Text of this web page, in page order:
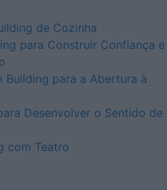
de Cozinha
para Construir Confiança e
Building para a Abertura à
Desenvolver o Sentido de
com Teatro